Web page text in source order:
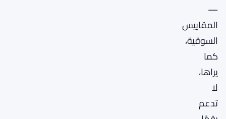
—
المقاييس
السوقية،
كما
يراها،
لا
تدعم